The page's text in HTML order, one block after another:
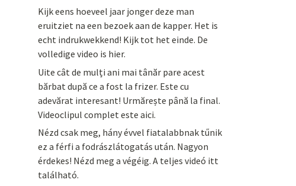
Kijk eens hoeveel jaar jonger deze man
eruitziet na een bezoek aan de kapper. Het is
echt indrukwekkend! Kijk tot het einde. De
volledige video is hier.
Uite cât de mulți ani mai tânăr pare acest
bărbat după ce a fost la frizer. Este cu
adevărat interesant! Urmărește până la final.
Videoclipul complet este aici.
Nézd csak meg, hány évvel fiatalabbnak tűnik
ez a férfi a fodrászlátogatás után. Nagyon
érdekes! Nézd meg a végéig. A teljes videó itt
található.